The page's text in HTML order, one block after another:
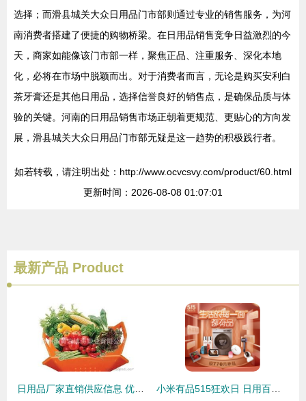
选择；而滑县城关大众日用品门市部则通过专业的销售服务，为河
南消费者搭建了便捷的购物桥梁。在日用品销售竞争日益激烈的今
天，商家如能像该门市部一样，聚焦正品、注重服务、深化本地
化，必将在市场中脱颖而出。对于消费者而言，无论是购买安利白
茶牙膏还是其他日用品，选择信誉良好的销售点，是确保品质与体
验的关键。河南的日用品销售市场正朝着更规范、更贴心的方向发
展，滑县城关大众日用品门市部无疑是这一趋势的积极践行者。
如若转载，请注明出处：http://www.ocvcsvy.com/product/60.html
更新时间：2026-08-08 01:07:01
最新产品 Product